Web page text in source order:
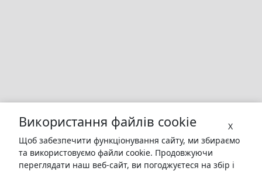
X
Використання файлів cookie
Щоб забезпечити функціонування сайту, ми збираємо
та використовуємо файли cookie. Продовжуючи
переглядати наш веб-сайт, ви погоджуєтеся на збір і